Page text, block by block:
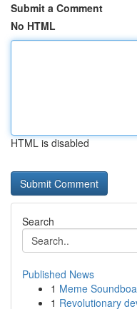
Submit a Comment
No HTML
HTML is disabled
Search
Published News
1 Meme
1 Revolutionary